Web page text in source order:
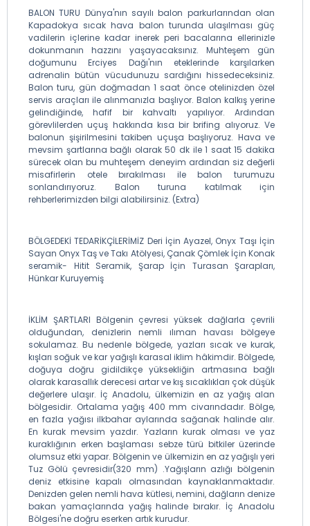
BALON TURU Dünya'nın sayılı balon parkurlarından olan
Kapadokya sıcak hava balon turunda ulaşılması güç
vadilerin içlerine kadar inerek peri bacalarına ellerinizle
dokunmanın hazzını yaşayacaksınız. Muhteşem gün
doğumunu Erciyes Dağı'nın eteklerinde karşılarken
adrenalin bütün vücudunuzu sardığını hissedeceksiniz.
Balon turu, gün doğmadan 1 saat önce otelinizden özel
servis araçları ile alınmanızla başlıyor. Balon kalkış yerine
gelindiğinde, hafif bir kahvaltı yapılıyor. Ardından
görevlilerden uçuş hakkında kısa bir brifing alıyoruz. Ve
balonun şişirilmesini takiben uçuşa başlıyoruz. Hava ve
mevsim şartlarına bağlı olarak 50 dk ile 1 saat 15 dakika
sürecek olan bu muhteşem deneyim ardından siz değerli
misafirlerin otele bırakılması ile balon turumuzu
sonlandırıyoruz. Balon turuna katılmak için
rehberlerimizden bilgi alabilirsiniz. (Extra)
BÖLGEDEKİ TEDARİKÇİLERİMİZ Deri İçin Ayazel, Onyx Taşı İçin
Sayan Onyx Taş ve Takı Atölyesi, Çanak Çömlek İçin Konak
seramik- Hitit Seramik, Şarap İçin Turasan Şarapları,
Hünkar Kuruyemiş
İKLİM ŞARTLARI Bölgenin çevresi yüksek dağlarla çevrili
olduğundan, denizlerin nemli ılıman havası bölgeye
sokulamaz. Bu nedenle bölgede, yazları sıcak ve kurak,
kışları soğuk ve kar yağışlı karasal iklim hâkimdir. Bölgede,
doğuya doğru gidildikçe yüksekliğin artmasına bağlı
olarak karasallık derecesi artar ve kış sıcaklıkları çok düşük
değerlere ulaşır. İç Anadolu, ülkemizin en az yağış alan
bölgesidir. Ortalama yağış 400 mm civarındadır. Bölge,
en fazla yağısı ilkbahar aylarında sağanak halinde alır.
En kurak mevsim yazdır. Yazların kurak olması ve yaz
kuraklığının erken başlaması sebze türü bitkiler üzerinde
olumsuz etki yapar. Bölgenin ve ülkemizin en az yağışlı yeri
Tuz Gölü çevresidir(320 mm) .Yağışların azlığı bölgenin
deniz etkisine kapalı olmasından kaynaklanmaktadır.
Denizden gelen nemli hava kütlesi, nemini, dağların denize
bakan yamaçlarında yağış halinde bırakır. İç Anadolu
Bölgesi'ne doğru eserken artık kurudur.